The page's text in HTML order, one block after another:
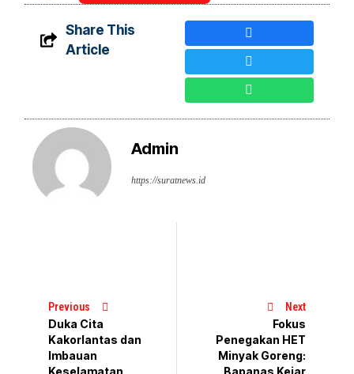
Share This
Article
Admin
https://suratnews.id
Previous
Duka Cita
Kakorlantas dan
Imbauan
Keselamatan
Next
Fokus
Penegakan HET
Minyak Goreng: